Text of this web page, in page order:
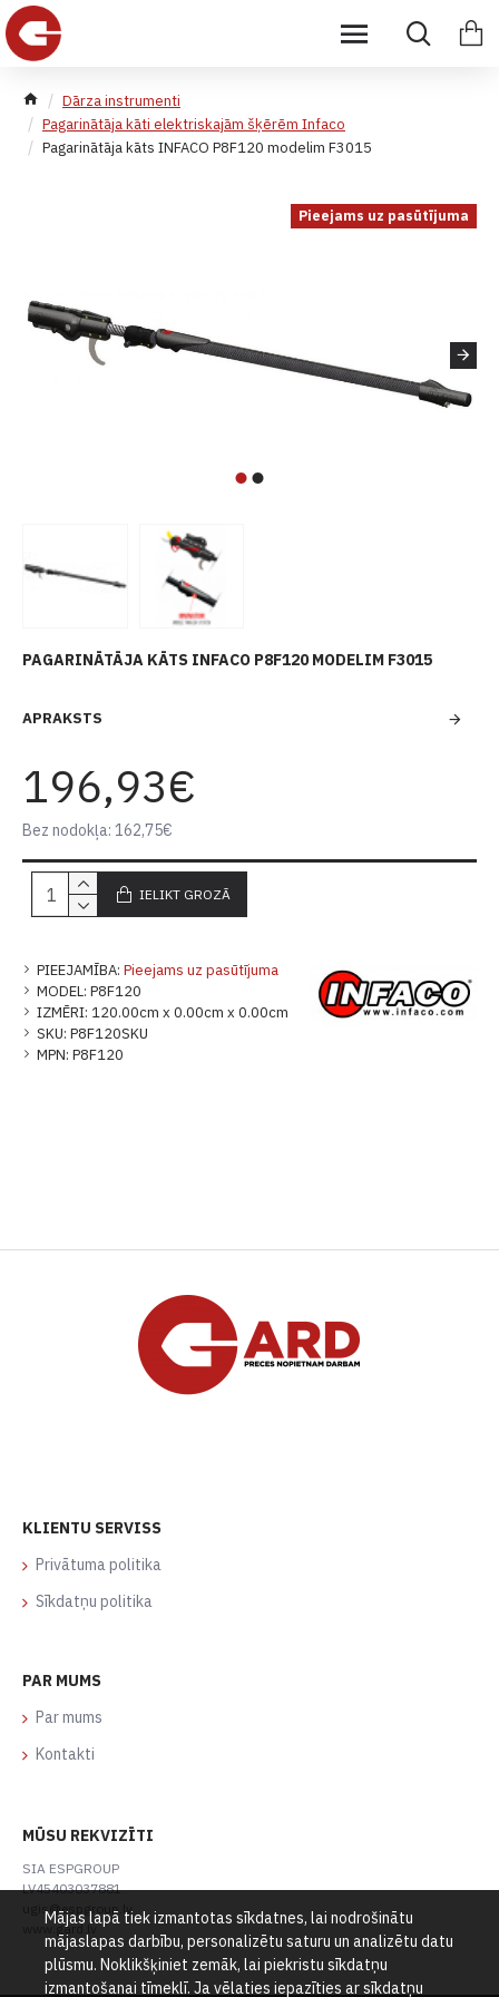
Dārza instrumenti
Pagarinātāja kāti elektriskajām šķērēm Infaco
Pagarinātāja kāts INFACO P8F120 modelim F3015
Pieejams uz pasūtījuma
PAGARINĀTĀJA KĀTS INFACO P8F120 MODELIM F3015
APRAKSTS
PIEEJAMĪBA: Pieejams uz pasūtījuma
MODEL: P8F120
IZMĒRI: 120.00cm x 0.00cm x 0.00cm
SKU: P8F120SKU
MPN: P8F120
196,93€
Bez nodokļa: 162,75€
IELIKT GROZĀ
KLIENTU SERVISS
Privātuma politika
Sīkdatņu politika
PAR MUMS
Par mums
Kontakti
MŪSU REKVIZĪTI
SIA ESPGROUP
LV45403037881
ugis@espgroup.lv
www.gard.lv
Mājas lapā tiek izmantotas sīkdatnes, lai nodrošinātu
mājaslapas darbību, personalizētu saturu un analizētu datu
plūsmu. Noklikšķiniet zemāk, lai piekristu sīkdatņu
izmantošanai tīmeklī. Ja vēlaties iepazīties ar sīkdatņu